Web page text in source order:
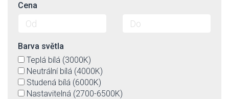
Cena
Barva světla
Teplá bílá (3000K)
Neutrální bílá (4000K)
Studená bílá (6000K)
Nastavitelná (2700-6500K)